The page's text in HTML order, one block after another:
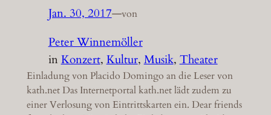
Jan. 30, 2017—von
Peter Winnemöller
inKonzert, Kultur, Musik, Theater
Einladung von Placido Domingo an die Leser von
kath.net Das Internetportal kath.net lädt zudem zu
einer Verlosung von Eintrittskarten ein. Dear friends